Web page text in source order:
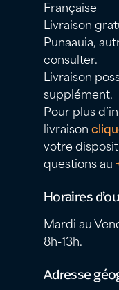
Française
Livraison
Punaauia,
consulter.
Livraison
supplément.
Pour plus
livraison
votre
questions au
Horaires
Mardi au
8h-13h.
Adresse